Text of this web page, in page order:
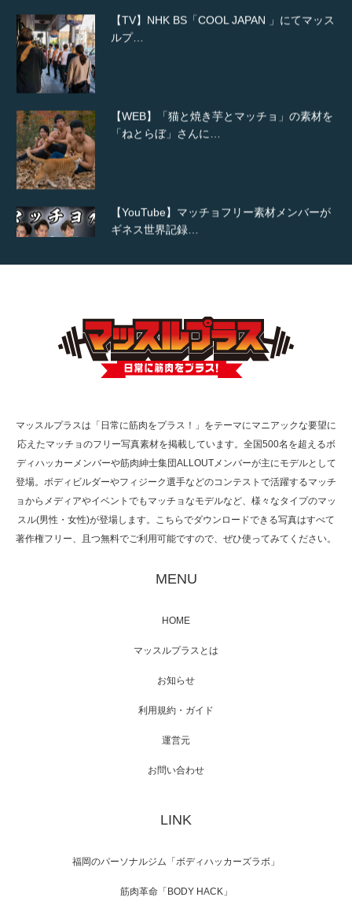
TOKYO FMラジオ番組「ONE MORNING」
で紹介さ…
た（6/8放送）
映画「メカバース」舞台挨拶へマッスルプラ
【TV】NHK BS「COOL JAPAN 」にてマッス
「ねとらぼ」さんに…
マッスルプラスは「日常に筋肉をプラス！」をテーマにマニアックな要望に
応えたマッチョのフリー写真素材を掲載しています。全国500名を超えるボ
ディハッカーメンバーや筋肉紳士集団ALLOUTメンバーが主にモデルとして
登場。ボディビルダーやフィジーク選手などのコンテストで活躍するマッチ
ョからメディアやイベントでもマッチョなモデルなど、様々なタイプのマッ
スル(男性・女性)が登場します。こちらでダウンロードできる写真はすべて
著作権フリー、且つ無料でご利用可能ですので、ぜひ使ってみてください。
MENU
HOME
マッスルプラスとは
お知らせ
利用規約・ガイド
運営元
お問い合わせ
LINK
福岡のパーソナルジム「ボディハッカーズラボ」
筋肉革命「BODY HACK」